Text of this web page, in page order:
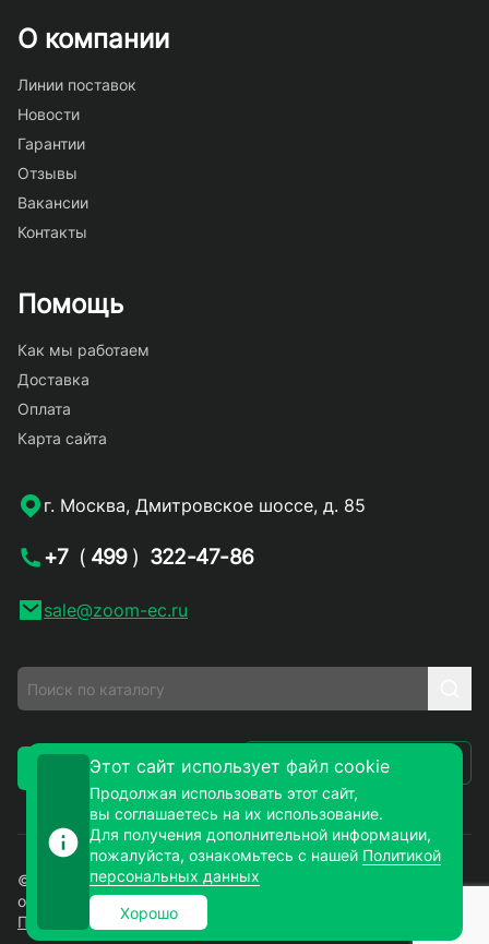
О компании
Линии поставок
Новости
Гарантии
Отзывы
Вакансии
Контакты
Помощь
Как мы работаем
Доставка
Оплата
Карта сайта
г. Москва, Дмитровское шоссе, д. 85
+7 ( 499 ) 322-47-86
sale@zoom-ec.ru
Заказать звонок Написать письмо
© 2026. ЗУМ-СМД – продажа электронных компонентов
оптом и в розницу. Все права защищены.
Политика конфиденциальности
Этот сайт использует файл cookie
Продолжая использовать этот сайт,
вы соглашаетесь на их использование.
Для получения дополнительной информации,
пожалуйста, ознакомьтесь с нашей Политикой
персональных данных
Хорошо